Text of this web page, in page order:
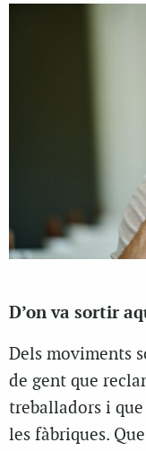
D’on va sortir
Dels moviments
de gent que
treballadors i
les fàbriques.